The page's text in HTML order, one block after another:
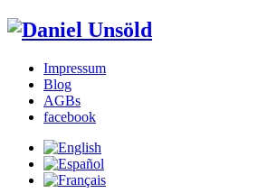
Impressum
Blog
AGBs
facebook